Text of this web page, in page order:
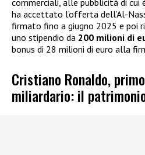
commerciali, alle pubblicità di cui
ha accettato l’offerta dell’Al-
firmato fino a giugno 2025 e poi
uno stipendio da 200 milioni di
bonus di 28 milioni di euro alla
Cristiano Ronaldo,
miliardario: il